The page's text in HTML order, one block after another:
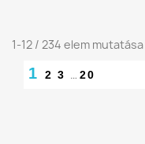
1-12 / 234 elem mutatása
1 2 3 … 20